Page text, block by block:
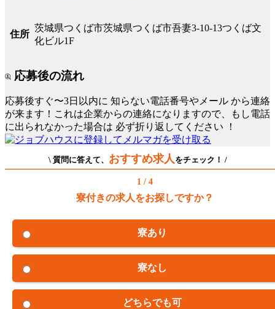
住所
茨城県つくば市茨城県つくば市吾妻3-10-13つくば文
化ビル1F
応募後の流れ
応募後すぐ〜3日以内に 知らない電話番号やメール から連絡
が来ます！これは企業からの連絡になりますので、もし電話
に出られなかった場合は 必ず折り返してください ！
\ 質問に答えて、 おすすめ求人をチェック！ /
1 / 4
寮付きの求人をお探しですか？
寮あり
寮なし
どちらでも可